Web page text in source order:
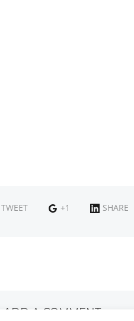
TWEET +1 SHARE
ADD A COMMENT